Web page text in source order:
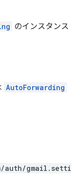
のインスタンス
AutoForwarding
auth/gmail.setti